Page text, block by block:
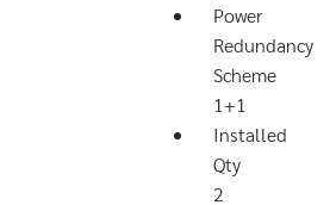
Power
Redundancy
Scheme
1+1
Installed
Qty
2